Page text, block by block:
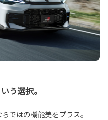
う選択。
ではの機能美をプラス。